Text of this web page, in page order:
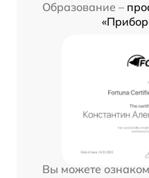
Образование –
Вы можете